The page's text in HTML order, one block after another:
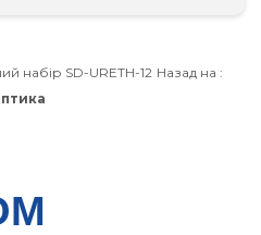
набір SD-URETH-12 Назад на :